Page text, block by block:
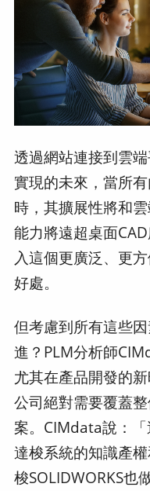
透過網站連接到雲
實現的未來，當所
時，其擴展性將和
能力將遠超桌面
入這個更廣泛、更
好處。
但考慮到所有這些
進？PLM分析師
尤其在產品開發的
公司絕對需要覆蓋
案。CIMdata說：
達梭系統的知識產
梭SOLIDWORKS也